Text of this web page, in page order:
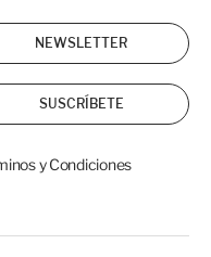
NEWSLETTER
SUSCRÍBETE
y Condiciones